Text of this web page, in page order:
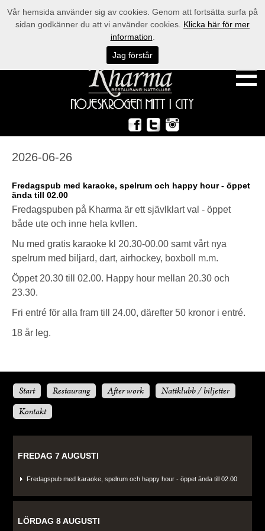
2026-06-26
Fredagspub med karaoke, spelrum och happy hour - öppet
ända till 02.00
Fredagspuben på Kharma är ett sjävlklart val - öppet
både ute och inne hela kvllen.
Nu med gratis karaoke kl 20.30-00.00 samt vårt nya
spelrum med biljard, dart, airhockey, boxboll m.m.
Öppet 20.30 till 02.00. Happy hour mellan 20.30 och
23.30.
Fri entré för alla fram till 24.00, därefter 50 kronor i entré.
18 år leg.
Start Restaurang After work
Nattklubb / biljetter
Kontakt
FREDAG 7 AUGUSTI
Fredagspub med karaoke, spelrum och happy hour - öppet ända till 02.00
LÖRDAG 8 AUGUSTI
Vår hemsida använder sig av cookies. Genom att fortsätta surfa på
sidan godkänner du att vi använder cookies. Klicka här för mer
information
Jag förstår